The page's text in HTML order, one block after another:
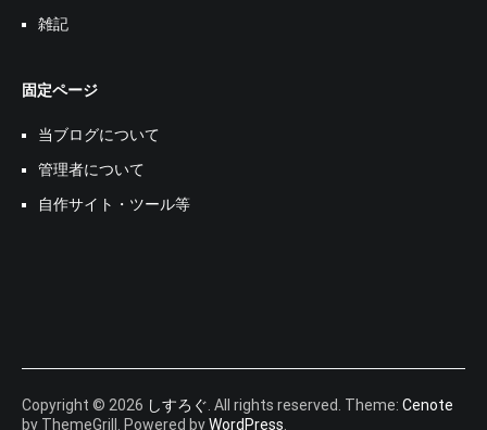
雑記
固定ページ
当ブログについて
管理者について
自作サイト・ツール等
Copyright © 2026 しすろぐ . All rights reserved. Theme: Cenote
by ThemeGrill. Powered byWordPress